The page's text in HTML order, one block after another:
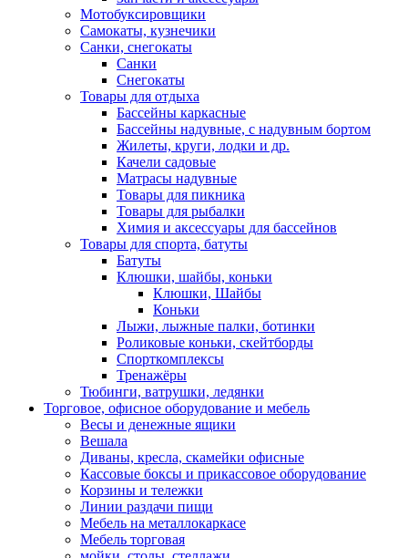
Мотобуксировщики
Самокаты, кузнечики
Санки, снегокаты
Санки
Снегокаты
Товары для отдыха
Бассейны каркасные
Бассейны надувные, с надувным бортом
Жилеты, круги, лодки и др.
Качели садовые
Матрасы надувные
Товары для пикника
Товары для рыбалки
Химия и аксессуары для бассейнов
Товары для спорта, батуты
Батуты
Клюшки, шайбы, коньки
Клюшки, Шайбы
Коньки
Лыжи, лыжные палки, ботинки
Роликовые коньки, скейтборды
Спорткомплексы
Тренажёры
Тюбинги, ватрушки, ледянки
Торговое, офисное оборудование и мебель
Весы и денежные ящики
Вешала
Диваны, кресла, скамейки офисные
Кассовые боксы и прикассовое оборудование
Корзины и тележки
Линии раздачи пищи
Мебель на металлокаркасе
Мебель торговая